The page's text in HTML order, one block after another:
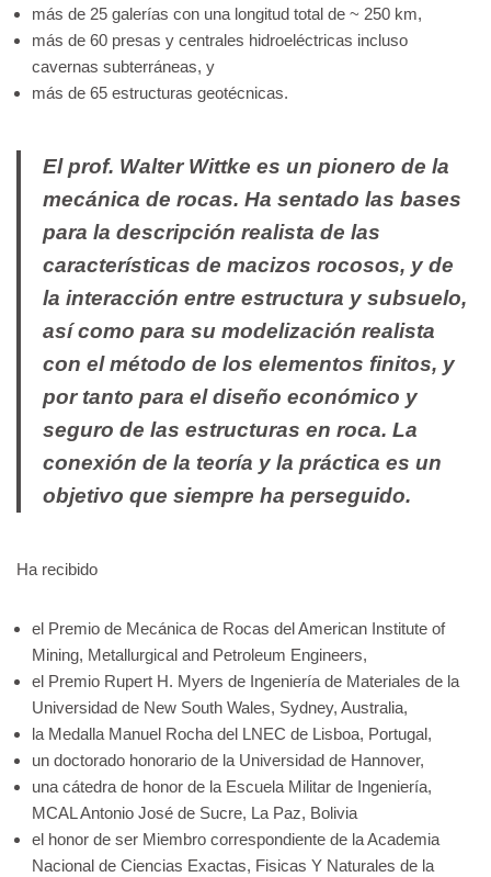
más de 25 galerías con una longitud total de ~ 250 km,
más de 60 presas y centrales hidroeléctricas incluso
cavernas subterráneas, y
más de 65 estructuras geotécnicas.
El prof. Walter Wittke es un pionero de la
mecánica de rocas. Ha sentado las bases
para la descripción realista de las
características de macizos rocosos, y de
la interacción entre estructura y subsuelo,
así como para su modelización realista
con el método de los elementos finitos, y
por tanto para el diseño económico y
seguro de las estructuras en roca. La
conexión de la teoría y la práctica es un
objetivo que siempre ha perseguido.
Ha recibido
el Premio de Mecánica de Rocas del American Institute of
Mining, Metallurgical and Petroleum Engineers,
el Premio Rupert H. Myers de Ingeniería de Materiales de la
Universidad de New South Wales, Sydney, Australia,
la Medalla Manuel Rocha del LNEC de Lisboa, Portugal,
un doctorado honorario de la Universidad de Hannover,
una cátedra de honor de la Escuela Militar de Ingeniería,
MCAL Antonio José de Sucre, La Paz, Bolivia
el honor de ser Miembro correspondiente de la Academia
Nacional de Ciencias Exactas, Fisicas Y Naturales de la